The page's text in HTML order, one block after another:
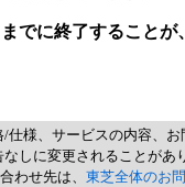
でに終了することが
仕様、サービスの内容、
しに変更されることがあ
わせ先は、 東芝全体のお